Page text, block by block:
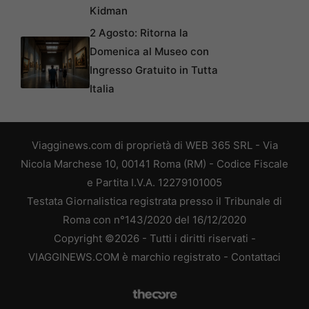
Kidman
2 Agosto: Ritorna la
Domenica al Museo con
Ingresso Gratuito in Tutta
Italia
Viagginews.com di proprietà di WEB 365 SRL - Via
Nicola Marchese 10, 00141 Roma (RM) - Codice Fiscale
e Partita I.V.A. 12279101005
Testata Giornalistica registrata presso il Tribunale di
Roma con n°143/2020 del 16/12/2020
Copyright ©2026 - Tutti i diritti riservati -
VIAGGINEWS.COM è marchio registrato - Contattaci